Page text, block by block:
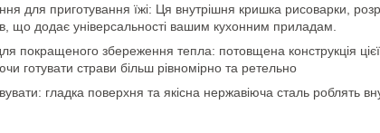
для приготування їжі: Ця внутрішня кришка рисоварки,
що додає універсальності вашим кухонним приладам.
покращеного збереження тепла: потовщена конструкція
готувати страви більш рівномірно та ретельно
гладка поверхня та якісна нержавіюча сталь